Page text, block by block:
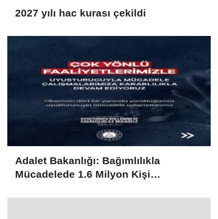
2027 yılı hac kurası çekildi
Adalet Bakanlığı: Bağımlılıkla
Mücadelede 1.6 Milyon Kişi